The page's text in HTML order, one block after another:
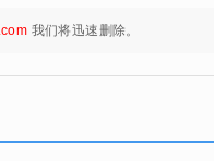
我们将迅速删除。